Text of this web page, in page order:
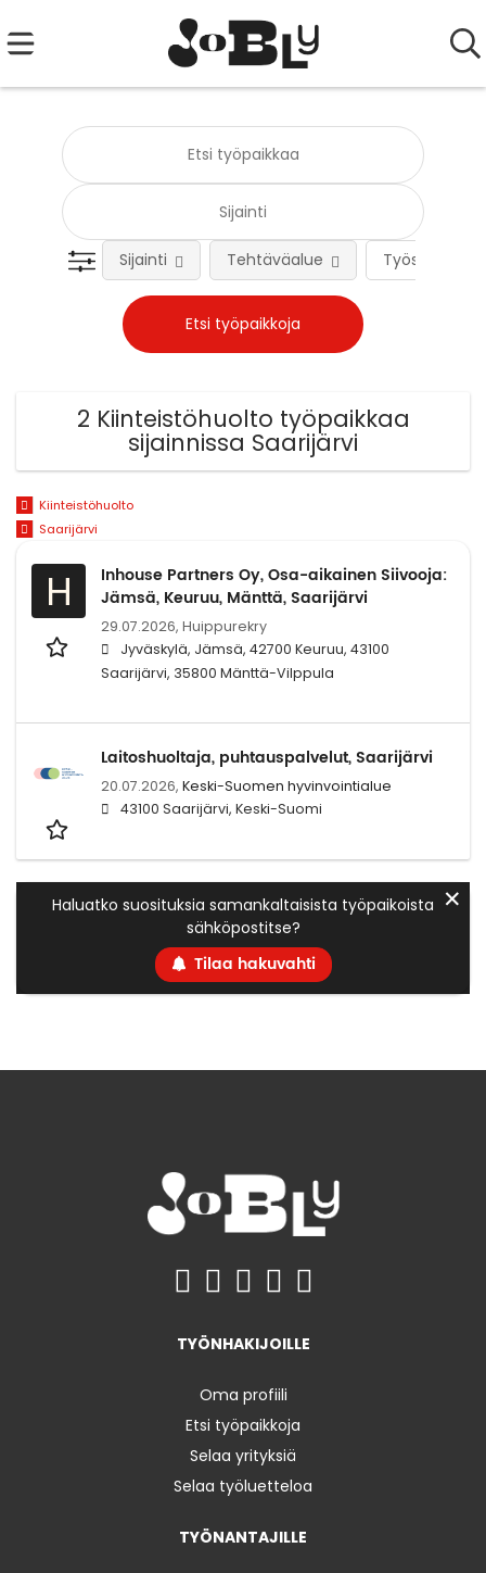
Työsuhteen
Sijainti Tehtäväalue
2 Kiinteistöhuolto työpaikkaa
sijainnissa Saarijärvi
Kiinteistöhuolto
Saarijärvi
H
Inhouse Partners Oy, Osa-aikainen Siivooja:
Jämsä, Keuruu, Mänttä, Saarijärvi
29.07.2026, Huippurekry
Jyväskylä, Jämsä, 42700 Keuruu, 43100
Saarijärvi, 35800 Mänttä-Vilppula
Laitoshuoltaja, puhtauspalvelut, Saarijärvi
20.07.2026, Keski-Suomen hyvinvointialue
43100 Saarijärvi, Keski-Suomi
Haluatko suosituksia samankaltaisista työpaikoista
sähköpostitse?
Tilaa hakuvahti
✕
TYÖNHAKIJOILLE
Oma profiili
Etsi työpaikkoja
Selaa yrityksiä
Selaa työluetteloa
TYÖNANTAJILLE